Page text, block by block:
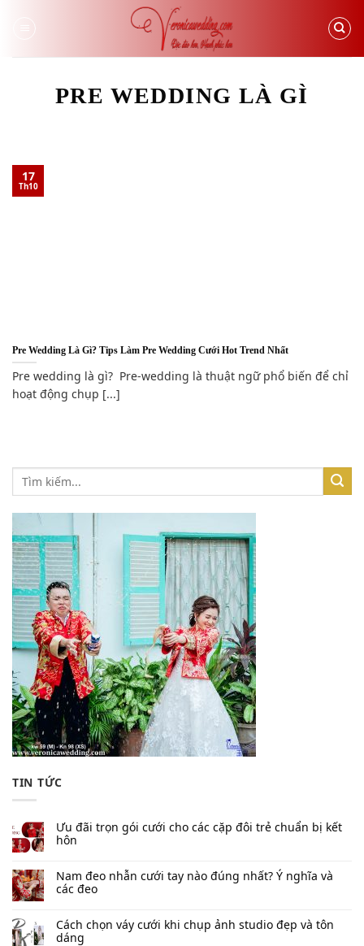
PRE WEDDING LÀ GÌ
Pre Wedding Là Gì? Tips Làm Pre Wedding Cưới Hot Trend Nhất
Pre wedding là gì? Pre-wedding là thuật ngữ phổ biến để chỉ
hoạt động chụp [...]
17
Th10
TIN TỨC
Ưu đãi trọn gói cưới cho các cặp đôi trẻ chuẩn bị kết
hôn
Nam đeo nhẫn cưới tay nào đúng nhất​? Ý nghĩa và
các đeo
Cách chọn váy cưới khi chụp ảnh studio đẹp và tôn
dáng